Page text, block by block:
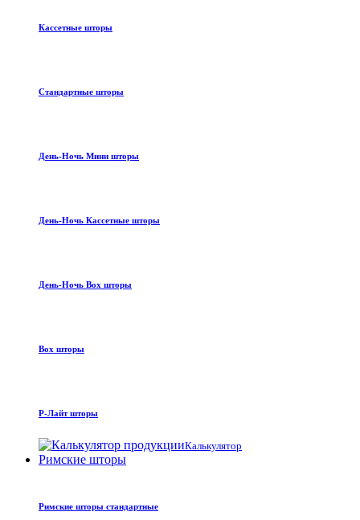
Кассетные шторы
Стандартные шторы
День-Ночь Мини шторы
День-Ночь Кассетные шторы
День-Ночь Box шторы
Box шторы
Р-Лайт шторы
Калькулятор
Римские шторы
Римские шторы стандартные